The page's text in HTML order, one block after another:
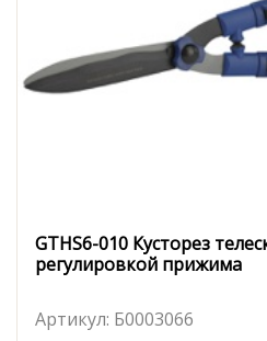
GTHS6-010 Кусторез
регулировкой прижима
Артикул: Б0003066